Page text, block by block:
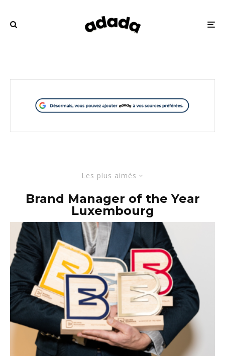
Les plus aimés
Brand Manager of the Year
Luxembourg